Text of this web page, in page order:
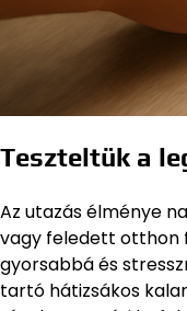
Teszteltük a
Az utazás élménye
vagy feledett otthon
gyorsabbá és
tartó hátizsákos